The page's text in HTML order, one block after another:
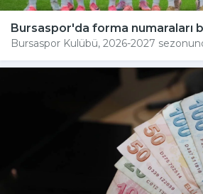
Bursaspor'da forma numaraları
Bursaspor Kulübü, 2026-2027